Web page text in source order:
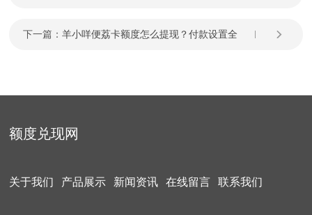
下一篇：羊小咩便荔卡额度怎么提现？付款设置全
额度兑现网
关于我们 产品展示 新闻资讯 在线留言 联系我们